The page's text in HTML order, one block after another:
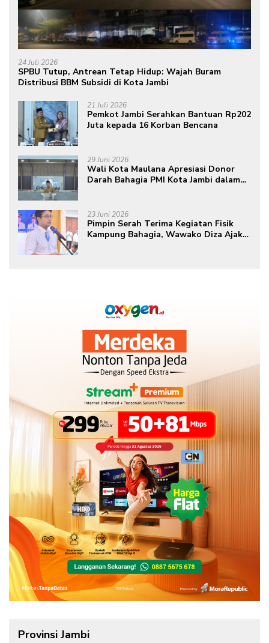
24 Juli 2026
SPBU Tutup, Antrean Tetap Hidup: Wajah Buram
Distribusi BBM Subsidi di Kota Jambi
21 Juli 2026
Pemkot Jambi Serahkan Bantuan Rp202
Juta kepada 16 Korban Bencana
29 Juni 2026
Wali Kota Maulana Apresiasi Donor
Darah Bahagia PMI Kota Jambi dalam
23 Juni 2026
Pimpin Serah Terima Kegiatan Fisik
Kampung Bahagia, Wawako Diza Ajak
Provinsi Jambi